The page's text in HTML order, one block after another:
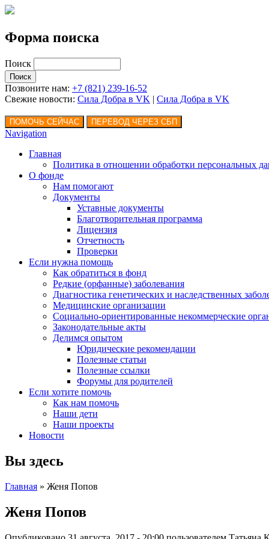
Форма поиска
Поиск
Позвоните нам: +7 (821) 239-16-52
Свежие новости: Сила Добра в VK | Сила Добра в VK
Navigation
Главная
Политика в отношении обработки персональных
О фонде
Нам помогают
Документы
Уставные документы
Благотворительная программа
Лицензия
Отчетность
Проверки
Если нужна помощь
Как обратиться в фонд
Редкие (орфанные) заболевания
Диагностика генетических и наследственных
Медицинские организации
Социально-ориентированные некоммерческие
Законодательные акты
Делимся опытом
Юридические рекомендации
Полезные статьи
Полезные ссылки
Форумы для родителей
Если хотите помочь
Как нам помочь
Наши дети
Наши проекты
Новости
Вы здесь
Главная » Женя Попов
Женя Попов